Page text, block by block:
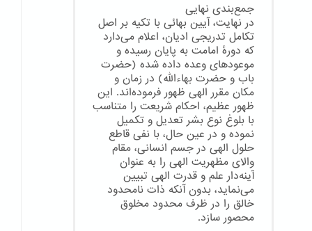
جمع‌بندی نهایی
در نهایت، آیین بهائی با تکیه بر اصل
تکامل تدریجی ادیان، اعلام می‌دارد
که دورهٔ امامت به پایان رسیده و
موعودهای وعده داده شده (حضرت
باب و حضرت بهاءالله) در زمان و
مکان مقرر الهی ظهور فرموده‌اند. این
ظهور عظیم، احکام شریعت را متناسب
با بلوغ نوع بشر تعدیل و تکمیل
نموده و در عین حال، با نفی قاطع
حلول الهی در جسم انسانی، مقام
والای مظهریت الهی را به عنوان
آینه‌دار علم و قدرت الهی تبیین
می‌نماید، بدون آنکه ذات نامحدود
خالق را در ظرف محدود مخلوق
محصور سازد.